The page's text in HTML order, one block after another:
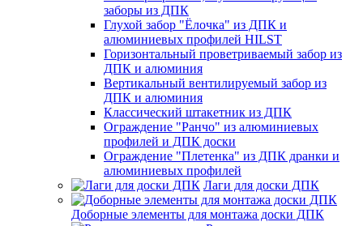
заборы из ДПК
Глухой забор "Ёлочка" из ДПК и
алюминиевых профилей HILST
Горизонтальный проветриваемый забор из
ДПК и алюминия
Вертикальный вентилируемый забор из
ДПК и алюминия
Классический штакетник из ДПК
Ограждение "Ранчо" из алюминиевых
профилей и ДПК доски
Ограждение "Плетенка" из ДПК дранки и
алюминиевых профилей
Лаги для доски ДПК
Доборные элементы для монтажа доски ДПК